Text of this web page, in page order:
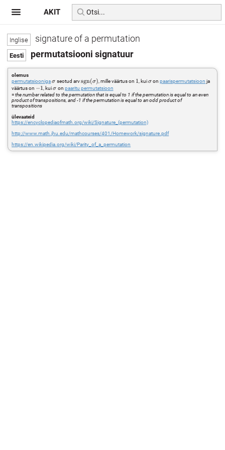
signature of a permutation
permutatsiooni signatuur
olemus
permutatsiooniga\sigma
σ seotud arv\mathop{\mathrm{sgn}}
(\sigma)
sgn(σ) , mille väärtus on 11 , kui\sigma
σonpaarispermutatsioon ja
väärtus on -1
−1 , kui\sigma
σ on paaritu permutatsioon
=the number related to the permutation that is equal to 1 if the permutation is equal to an even
product of transpositions, and -1 if the permutation is equal to an odd product of
transpositions
ülevaateid
https://encyclopediaofmath.org/wiki/Signature_(permutation)
http://www.math.jhu.edu/mathcourses/401/Homework/signature.pdf
https://en.wikipedia.org/wiki/Parity_of_a_permutation
AKIT